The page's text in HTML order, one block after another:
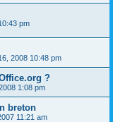
pm
2008 10:48 pm
?
1:08 pm
breton
11:21 am